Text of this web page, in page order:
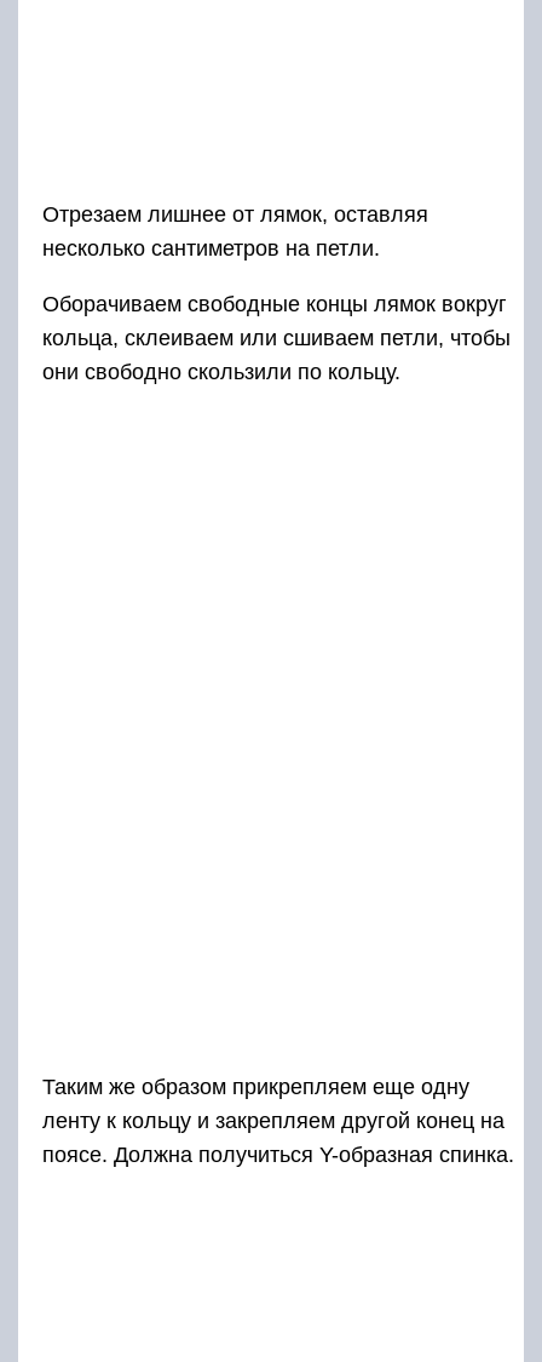
Отрезаем лишнее от лямок, оставляя
несколько сантиметров на петли.
Оборачиваем свободные концы лямок вокруг
кольца, склеиваем или сшиваем петли, чтобы
они свободно скользили по кольцу.
Таким же образом прикрепляем еще одну
ленту к кольцу и закрепляем другой конец на
поясе. Должна получиться Y-образная спинка.